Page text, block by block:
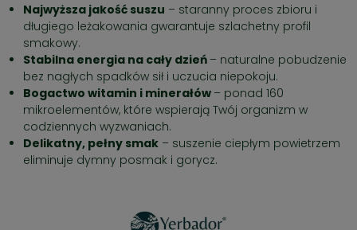
Najwyższa jakość suszu – staranny proces zbioru i
długiego leżakowania gwarantuje szlachetny profil
smakowy.
Stabilna energia na cały dzień – naturalne pobudzenie
bez nagłych spadków sił i uczucia niepokoju.
Bogactwo witamin i minerałów – ponad 160
mikroelementów, które wspierają Twój organizm w
codziennych wyzwaniach.
Delikatny, pełny smak – suszenie ciepłym powietrzem
eliminuje dymny posmak i gorycz.